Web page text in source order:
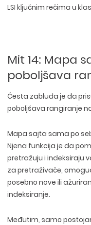
LSI ključnim rečima u
Mit 14: Mapa
poboljšava
Česta zabluda je da
poboljšava rangiranje
Mapa sajta sama po
Njena funkcija je da
pretražuju i indeksiraju
za pretraživače,
posebno nove ili
indeksiranje.
Međutim, samo